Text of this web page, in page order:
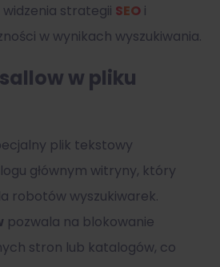
strategii SEO i
w wynikach wyszukiwania.
w pliku
plik tekstowy
głównym witryny, który
robotów wyszukiwarek.
pozwala na blokowanie
stron lub katalogów, co